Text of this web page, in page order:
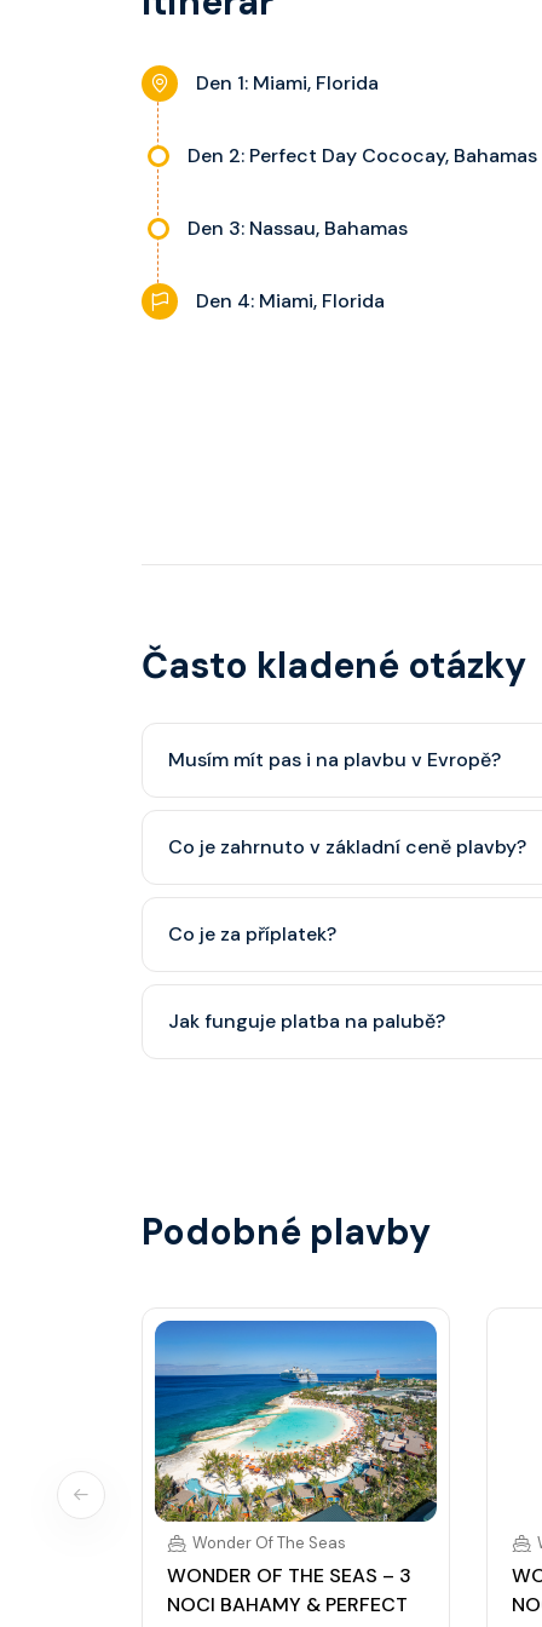
Den 1: Miami, Florida
Den 2: Perfect Day Cococay, Bahamas
Den 3: Nassau, Bahamas
Den 4: Miami, Florida
Často kladené otázky
Musím mít pas i na plavbu v Evropě?
minimálně 6 měsíců po skončení plavby.
Co je zahrnuto v základní ceně plavby?
nápoje (voda, čaj, káva, limonády apod.).
Co je za příplatek?
některé aktivity.
Jak funguje platba na palubě?
Podobné plavby
Wonder Of The Seas
WONDER OF THE SEAS – 3
NOCI BAHAMY & PERFECT